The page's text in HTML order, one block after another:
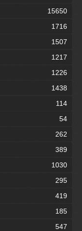
15650
1716
1507
1217
1226
1438
114
54
262
389
1030
295
419
185
547